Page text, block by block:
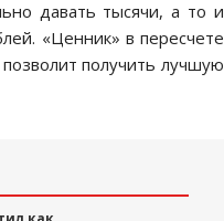
давать тысячи, а то и
«Ценник» в пересчете
получить лучшую